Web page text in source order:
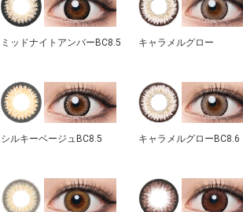
ミッドナイトアンバーBC8.5 キャラメルグロー
シルキーベージュBC8.5 キャラメルグローBC8.6